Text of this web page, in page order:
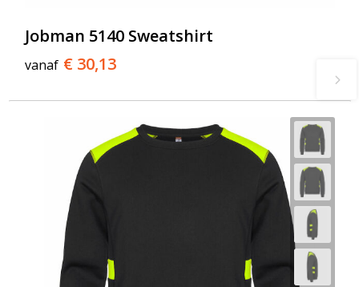
Jobman 5140 Sweatshirt
vanaf € 30,13